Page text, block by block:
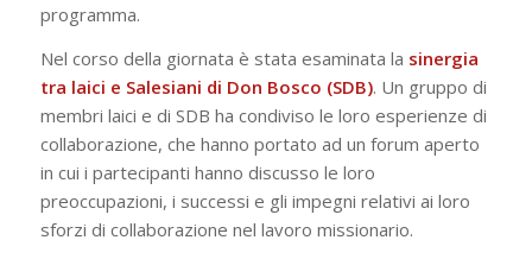
programma.
Nel corso della giornata è stata esaminata la sinergia
tra laici e Salesiani di Don Bosco (SDB). Un gruppo di
membri laici e di SDB ha condiviso le loro esperienze di
collaborazione, che hanno portato ad un forum aperto
in cui i partecipanti hanno discusso le loro
preoccupazioni, i successi e gli impegni relativi ai loro
sforzi di collaborazione nel lavoro missionario.